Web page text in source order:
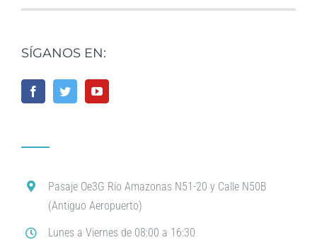
SÍGANOS EN:
Pasaje Oe3G Río Amazonas N51-20 y Calle N50B
(Antiguo Aeropuerto)
Lunes a Viernes de 08:00 a 16:30